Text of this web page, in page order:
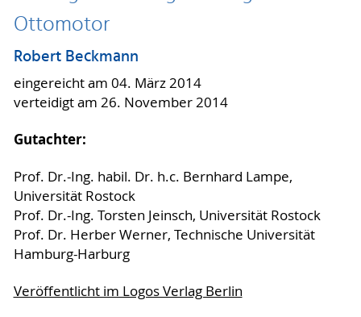
Ottomotor
Robert Beckmann
eingereicht am 04. März 2014
verteidigt am 26. November 2014
Gutachter:
Prof. Dr.-Ing. habil. Dr. h.c. Bernhard Lampe,
Universität Rostock
Prof. Dr.-Ing. Torsten Jeinsch, Universität Rostock
Prof. Dr. Herber Werner, Technische Universität
Hamburg-Harburg
Veröffentlicht im Logos Verlag Berlin